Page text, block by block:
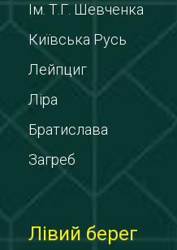
Ім. Т.Г. Шевченка
Київська Русь
Лейпциг
Ліра
Братислава
Загреб
Лівий берег